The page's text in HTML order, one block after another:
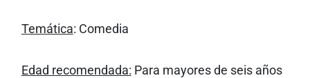
Temática: Comedia
Edad recomendada: Para mayores de seis años